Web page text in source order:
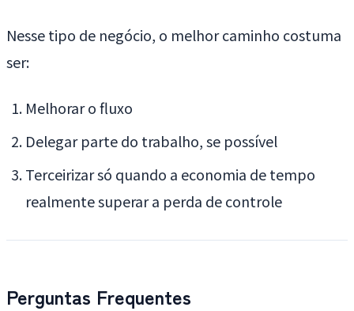
Nesse tipo de negócio, o melhor caminho costuma
ser:
Melhorar o fluxo
Delegar parte do trabalho, se possível
Terceirizar só quando a economia de tempo
realmente superar a perda de controle
Perguntas Frequentes